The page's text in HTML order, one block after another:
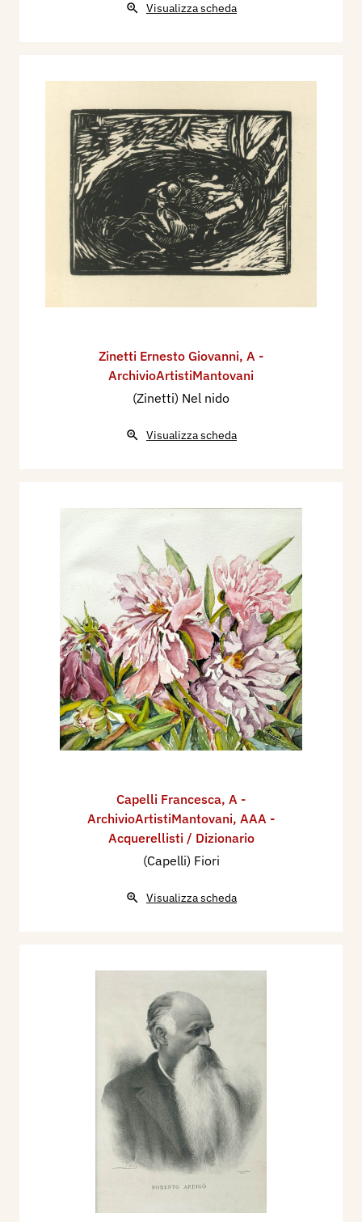
Visualizza scheda
Zinetti Ernesto Giovanni, A -
ArchivioArtistiMantovani
(Zinetti) Nel nido
Visualizza scheda
Capelli Francesca, A -
ArchivioArtistiMantovani, AAA -
Acquerellisti / Dizionario
(Capelli) Fiori
Visualizza scheda